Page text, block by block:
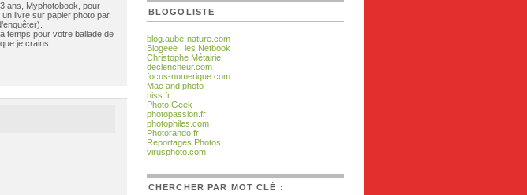
ans, Myphotobook, pour
livre sur papier photo par
temps pour votre ballade de
je crains …
BLOGOLISTE
blog.aube-nature.com
Blogeee : les Netbook
Christophe Métairie
declencheur.com
focus-numerique.com
Mac and photo
niss.fr
Photo Geek
photopassion.fr
photophiles.com
Photorando.fr
Reportages Photos
virusphoto.com
CHERCHER PAR MOT CLÉ :